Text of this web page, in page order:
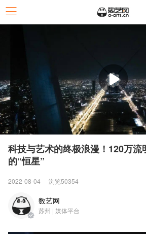
科技与艺术的终极浪漫！120万流
的“恒星”
2022-08-04 浏览50354
数艺网
苏州 | 媒体平台